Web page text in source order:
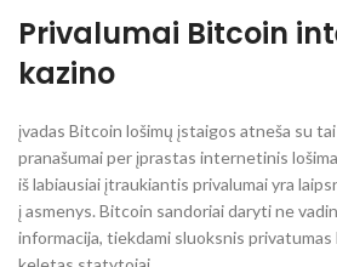
Privalumai Bitcoin
kazino
įvadas Bitcoin lošimų įstaigos atneša su
pranašumai per įprastas internetinis
iš labiausiai įtraukiantis privalumai yra
į asmenys. Bitcoin sandoriai daryti ne
informacija, tiekdami sluoksnis